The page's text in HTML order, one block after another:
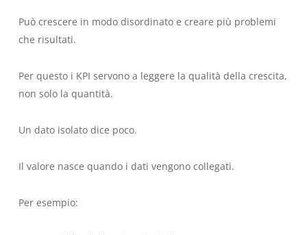
Può crescere in modo disordinato e creare più problemi
che risultati.
Per questo i KPI servono a leggere la qualità della crescita,
non solo la quantità.
Un dato isolato dice poco.
Il valore nasce quando i dati vengono collegati.
Per esempio: